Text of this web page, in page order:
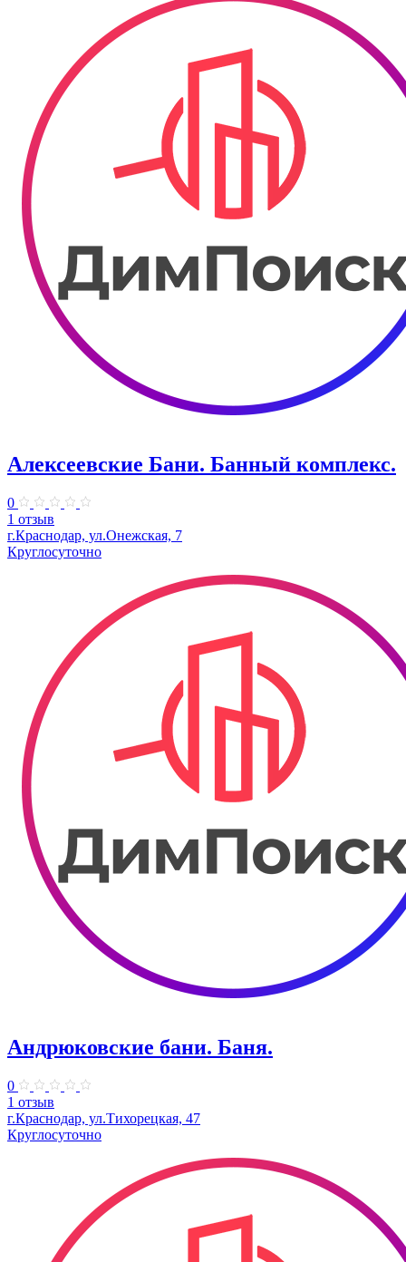
Алексеевские Бани. Банный комплекс.
0
1 отзыв
г.Краснодар, ул.Онежская, 7
Круглосуточно
Андрюковские бани. Баня.
0
1 отзыв
г.Краснодар, ул.Тихорецкая, 47
Круглосуточно